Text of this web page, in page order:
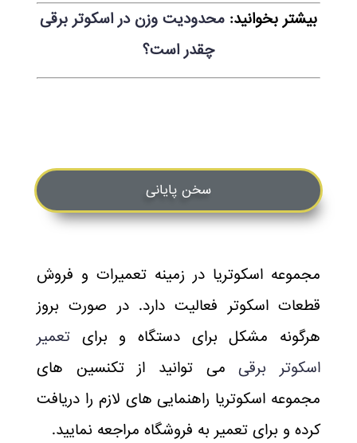
بیشتر بخوانید: محدودیت وزن در اسکوتر برقی
چقدر است؟
سخن پایانی
مجموعه اسکوتریا در زمینه تعمیرات و فروش
قطعات اسکوتر فعالیت دارد. در صورت بروز
هرگونه مشکل برای دستگاه و برای تعمیر
اسکوتر برقیمی توانید از تکنسین های
مجموعه اسکوتریا راهنمایی های لازم را دریافت
کرده و برای تعمیر به فروشگاه مراجعه نمایید.